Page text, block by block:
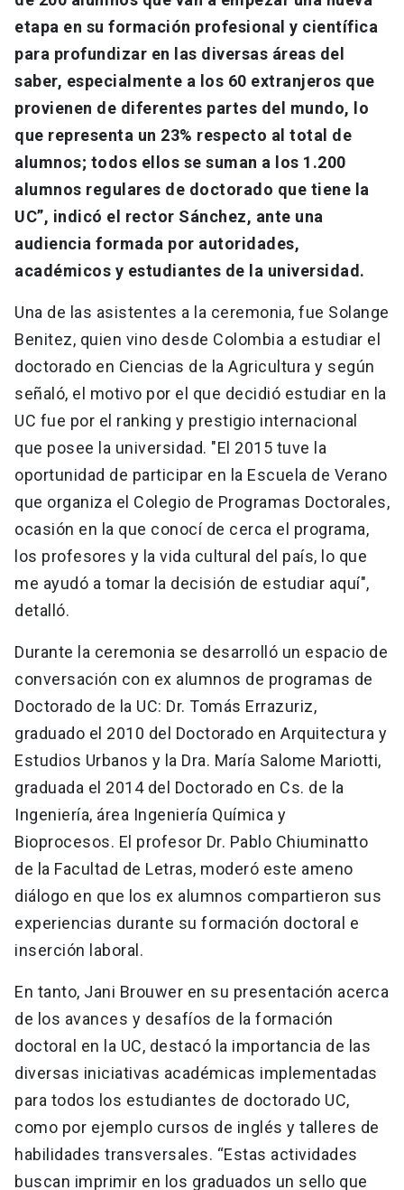
etapa en su formación profesional y científica
para profundizar en las diversas áreas del
saber, especialmente a los 60 extranjeros que
provienen de diferentes partes del mundo, lo
que representa un 23% respecto al total de
alumnos; todos ellos se suman a los 1.200
alumnos regulares de doctorado que tiene la
UC”, indicó el rector Sánchez, ante una
audiencia formada por autoridades,
académicos y estudiantes de la universidad.
Una de las asistentes a la ceremonia, fue Solange
Benitez, quien vino desde Colombia a estudiar el
doctorado en Ciencias de la Agricultura y según
señaló, el motivo por el que decidió estudiar en la
UC fue por el ranking y prestigio internacional
que posee la universidad. "El 2015 tuve la
oportunidad de participar en la Escuela de Verano
que organiza el Colegio de Programas Doctorales,
ocasión en la que conocí de cerca el programa,
los profesores y la vida cultural del país, lo que
me ayudó a tomar la decisión de estudiar aquí",
detalló.
Durante la ceremonia se desarrolló un espacio de
conversación con ex alumnos de programas de
Doctorado de la UC: Dr. Tomás Errazuriz,
graduado el 2010 del Doctorado en Arquitectura y
Estudios Urbanos y la Dra. María Salome Mariotti,
graduada el 2014 del Doctorado en Cs. de la
Ingeniería, área Ingeniería Química y
Bioprocesos. El profesor Dr. Pablo Chiuminatto
de la Facultad de Letras, moderó este ameno
diálogo en que los ex alumnos compartieron sus
experiencias durante su formación doctoral e
inserción laboral.
En tanto, Jani Brouwer en su presentación acerca
de los avances y desafíos de la formación
doctoral en la UC, destacó la importancia de las
diversas iniciativas académicas implementadas
para todos los estudiantes de doctorado UC,
como por ejemplo cursos de inglés y talleres de
habilidades transversales. “Estas actividades
buscan imprimir en los graduados un sello que